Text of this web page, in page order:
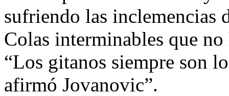
sufriendo las
Colas interminables que
“Los gitanos siempre son
afirmó Jovanovic”.